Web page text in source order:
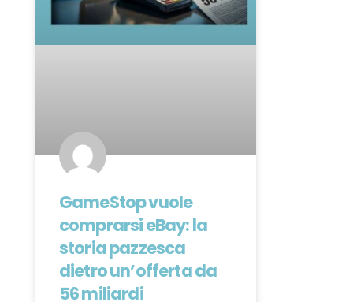
GameStop vuole
comprarsi eBay: la
storia pazzesca
dietro un’offerta da
56 miliardi